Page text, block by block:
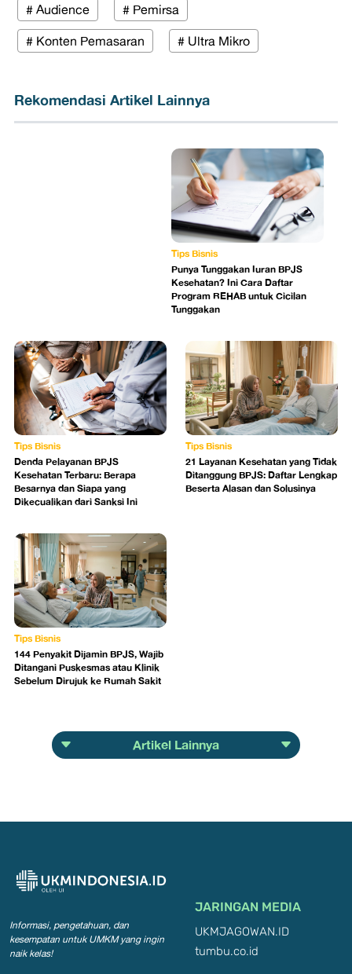
# Audience # Pemirsa
# Konten Pemasaran # Ultra Mikro
Rekomendasi Artikel Lainnya
Tips Bisnis
Punya Tunggakan Iuran BPJS
Kesehatan? Ini Cara Daftar
Program REHAB untuk Cicilan
Tunggakan
Tips Bisnis
Denda Pelayanan BPJS
Kesehatan Terbaru: Berapa
Besarnya dan Siapa yang
Dikecualikan dari Sanksi Ini
Tips Bisnis
21 Layanan Kesehatan yang Tidak
Ditanggung BPJS: Daftar Lengkap
Beserta Alasan dan Solusinya
Tips Bisnis
144 Penyakit Dijamin BPJS, Wajib
Ditangani Puskesmas atau Klinik
Sebelum Dirujuk ke Rumah Sakit
Artikel Lainnya
Informasi, pengetahuan, dan
kesempatan untuk UMKM yang ingin
naik kelas!
JARINGAN MEDIA
UKMJAGOWAN.ID
tumbu.co.id